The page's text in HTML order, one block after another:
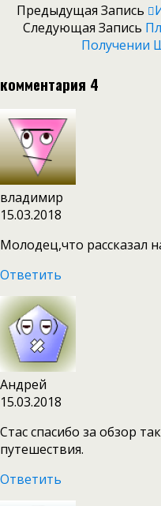
Предыдущая Запись
Следующая Запись
Получении
комментария 4
владимир
15.03.2018
Молодец,что рассказал
Ответить
Андрей
15.03.2018
Стас спасибо за обзор
путешествия.
Ответить